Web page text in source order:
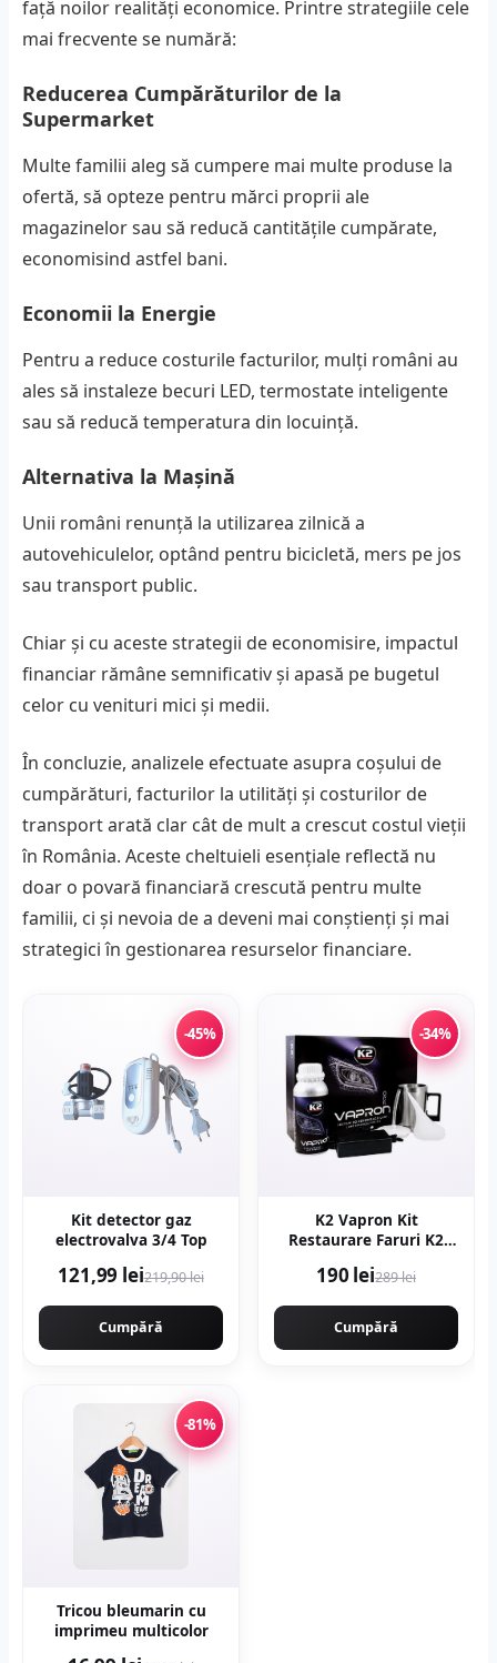
față noilor realități economice. Printre strategiile cele
mai frecvente se numără:
Reducerea Cumpărăturilor de la
Supermarket
Multe familii aleg să cumpere mai multe produse la
ofertă, să opteze pentru mărci proprii ale
magazinelor sau să reducă cantitățile cumpărate,
economisind astfel bani.
Economii la Energie
Pentru a reduce costurile facturilor, mulți români au
ales să instaleze becuri LED, termostate inteligente
sau să reducă temperatura din locuință.
Alternativa la Mașină
Unii români renunță la utilizarea zilnică a
autovehiculelor, optând pentru bicicletă, mers pe jos
sau transport public.
Chiar și cu aceste strategii de economisire, impactul
financiar rămâne semnificativ și apasă pe bugetul
celor cu venituri mici și medii.
În concluzie, analizele efectuate asupra coșului de
cumpărături, facturilor la utilități și costurilor de
transport arată clar cât de mult a crescut costul vieții
în România. Aceste cheltuieli esențiale reflectă nu
doar o povară financiară crescută pentru multe
familii, ci și nevoia de a deveni mai conștienți și mai
strategici în gestionarea resurselor financiare.
-45%
Kit detector gaz
electrovalva 3/4 Top
121,99 lei219,90 lei
Cumpără
-34%
K2 Vapron Kit
Restaurare Faruri K2
190 lei289 lei
Cumpără
-81%
Tricou bleumarin cu
imprimeu multicolor